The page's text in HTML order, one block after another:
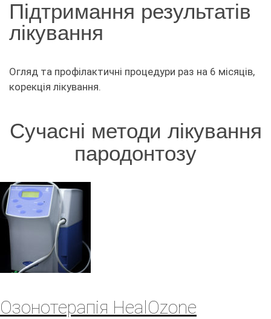
Підтримання результатів
лікування
Огляд та профілактичні процедури раз на 6 місяців,
корекція лікування.
Сучасні методи лікування
пародонтозу
Озонотерапія HealOzone